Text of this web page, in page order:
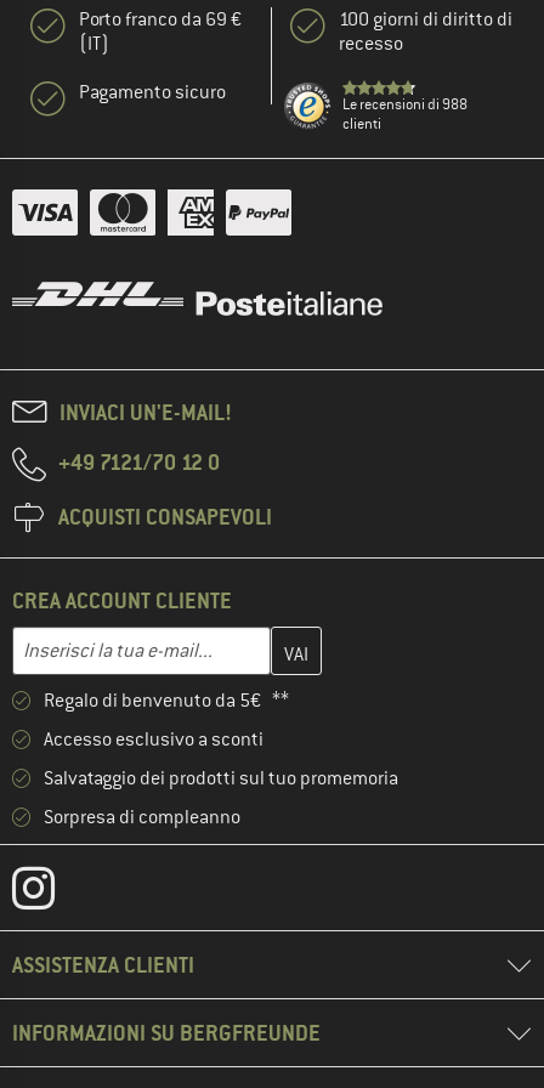
Porto franco da 69 €
(IT)
Pagamento sicuro
100 giorni di diritto di
recesso
Le recensioni di 988
clienti
INVIACI UN'E-MAIL!
+49 7121/70 12 0
ACQUISTI CONSAPEVOLI
CREA ACCOUNT CLIENTE
Indirizzo e-mail
Inserisci qui il tuo indirizzo e-mail e crea il tuo account cliente
Regalo di benvenuto da 5€ **
Accesso esclusivo a sconti
Salvataggio dei prodotti sul tuo promemoria
Sorpresa di compleanno
ASSISTENZA CLIENTI
INFORMAZIONI SU BERGFREUNDE